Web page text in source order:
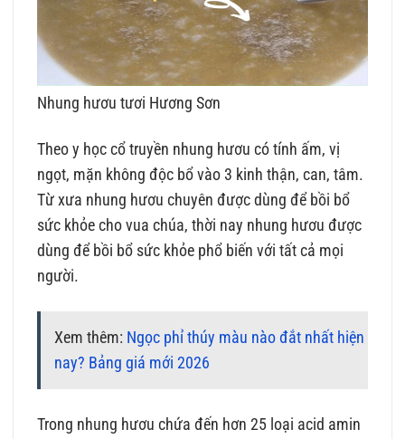
Nhung hươu tươi Hương Sơn
Theo y học cổ truyền nhung hươu có tính ấm, vị
ngọt, mặn không độc bổ vào 3 kinh thận, can, tâm.
Từ xưa nhung hươu chuyên được dùng để bồi bổ
sức khỏe cho vua chúa, thời nay nhung hươu được
dùng để bồi bổ sức khỏe phổ biến với tất cả mọi
người.
Xem thêm: Ngọc phỉ thúy màu nào đắt nhất hiện
nay? Bảng giá mới 2026
Trong nhung hươu chứa đến hơn 25 loại acid amin